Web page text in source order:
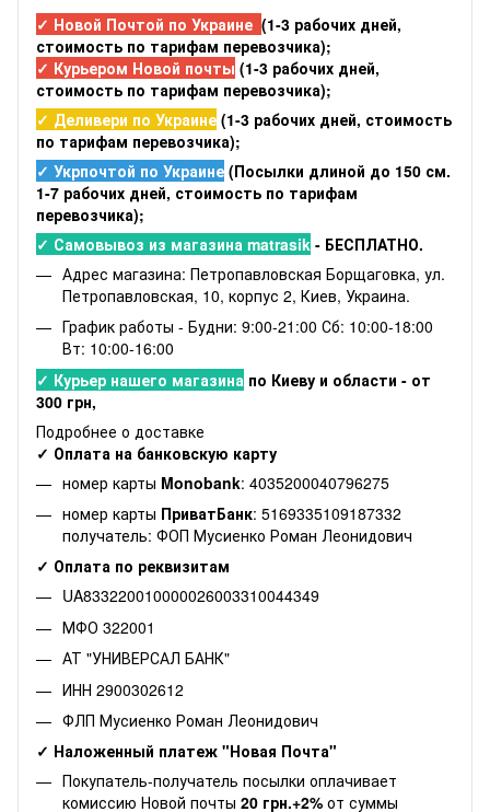
✓ Новой Почтой по Украине (1-3 рабочих дней,
стоимость по тарифам перевозчика);
✓ Курьером Новой почты (1-3 рабочих дней,
стоимость по тарифам перевозчика);
✓ Деливери по Украине (1-3 рабочих дней, стоимость
по тарифам перевозчика);
✓ Укрпочтой по Украине (Посылки длиной до 150 см.
1-7 рабочих дней, стоимость по тарифам
перевозчика);
✓ Самовывоз из магазина matrasik - БЕСПЛАТНО.
Адрес магазина: Петропавловская Борщаговка, ул.
Петропавловская, 10, корпус 2, Киев, Украина.
График работы - Будни: 9:00-21:00 Сб: 10:00-18:00
Вт: 10:00-16:00
✓ Курьер нашего магазина по Киеву и области - от
300 грн,
Подробнее о доставке
✓ Оплата на банковскую карту
номер карты Monobank: 4035200040796275
номер карты ПриватБанк: 5169335109187332
получатель: ФОП Мусиенко Роман Леонидович
✓ Оплата по реквизитам
UA833220010000026003310044349
МФО 322001
АТ "УНИВЕРСАЛ БАНК"
ИНН 2900302612
ФЛП Мусиенко Роман Леонидович
✓ Наложенный платеж "Новая Почта"
Покупатель-получатель посылки оплачивает
комиссию Новой почты 20 грн.+2% от суммы